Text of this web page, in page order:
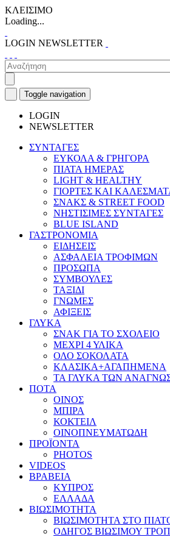
ΚΛΕΙΣΙΜΟ
Loading...
LOGIN NEWSLETTER
Toggle navigation
LOGIN
NEWSLETTER
ΣΥΝΤΑΓΕΣ
ΕΥΚΟΛΑ & ΓΡΗΓΟΡΑ
ΠΙΑΤΑ ΗΜΕΡΑΣ
LIGHT & HEALTHY
ΓΙΟΡΤΕΣ ΚΑΙ
ΣΝΑΚΣ & STREET FOOD
ΝΗΣΤΙΣΙΜΕΣ ΣΥΝΤΑΓΕΣ
BLUE ISLAND
ΓΑΣΤΡΟΝΟΜΙΑ
ΕΙΔΗΣΕΙΣ
ΑΣΦΑΛΕΙΑ ΤΡΟΦΙΜΩΝ
ΠΡΟΣΩΠΑ
ΣΥΜΒΟΥΛΕΣ
ΤΑΞΙΔΙ
ΓΝΩΜΕΣ
ΑΦΙΞΕΙΣ
ΓΛΥΚΑ
ΣΝΑΚ ΓΙΑ ΤΟ ΣΧΟΛΕΙΟ
ΜΕΧΡΙ 4 ΥΛΙΚΑ
ΟΛΟ ΣΟΚΟΛΑΤΑ
ΚΛΑΣΙΚΑ+ΑΓΑΠΗΜΕΝΑ
ΤΑ ΓΛΥΚΑ ΤΩΝ
ΠΟΤΑ
ΟΙΝΟΣ
ΜΠΙΡΑ
ΚΟΚΤΕΙΛ
ΟΙΝΟΠΝΕΥΜΑΤΩΔΗ
ΠΡΟΪΟΝΤΑ
PHOTOS
VIDEOS
ΒΡΑΒΕΙΑ
ΚΥΠΡΟΣ
ΕΛΛΑΔΑ
ΒΙΩΣΙΜΟΤΗΤΑ
ΒΙΩΣΙΜΟΤΗΤΑ ΣΤΟ
ΟΔΗΓΟΣ ΒΙΩΣΙΜΟΥ